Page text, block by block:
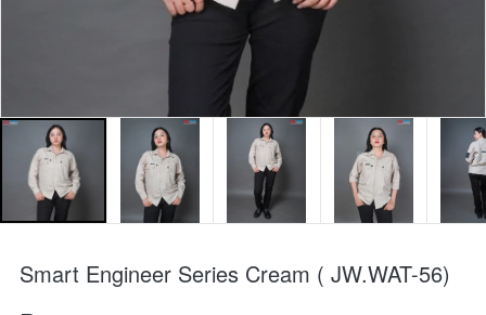
Smart Engineer Series Cream ( JW.WAT-56)